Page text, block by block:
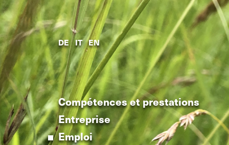
DE IT EN
Compétences et prestations
Entreprise
Emploi
Compétences et prestations
Entreprise
Emploi
Contact